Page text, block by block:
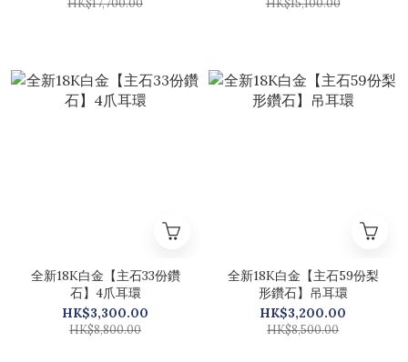
HK$17,700.00 HK$15,100.00
全新18K白金【主石33份鑽
石】4爪耳環
HK$3,300.00
HK$8,800.00
全新18K白金【主石59份梨
形鑽石】吊耳環
HK$3,200.00
HK$8,500.00